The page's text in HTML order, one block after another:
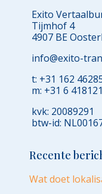
Exito
Tijmhof 4
4907 BE
info@exito-
t: +31 162
m: +31 6
kvk: 20089291
btw-id:
Recente
Wat doet